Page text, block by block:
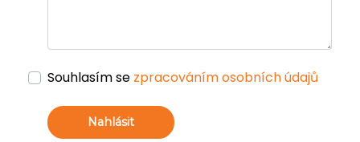
Souhlasím se zpracováním osobních údajů
Nahlásit